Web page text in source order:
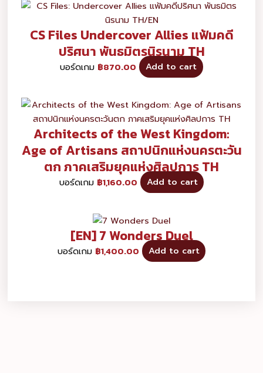
CS Files Undercover Allies แฟ้มคดี
ปริศนา พันธมิตรนิรนาม TH
บอร์ดเกม ฿870.00 Add to cart
Architects of the West Kingdom:
Age of Artisans สถาปนิกแห่งนครตะวัน
ตก ภาคเสริมยุคแห่งศิลปการ TH
บอร์ดเกม ฿1,160.00 Add to cart
[EN] 7 Wonders Duel
บอร์ดเกม ฿1,400.00 Add to cart